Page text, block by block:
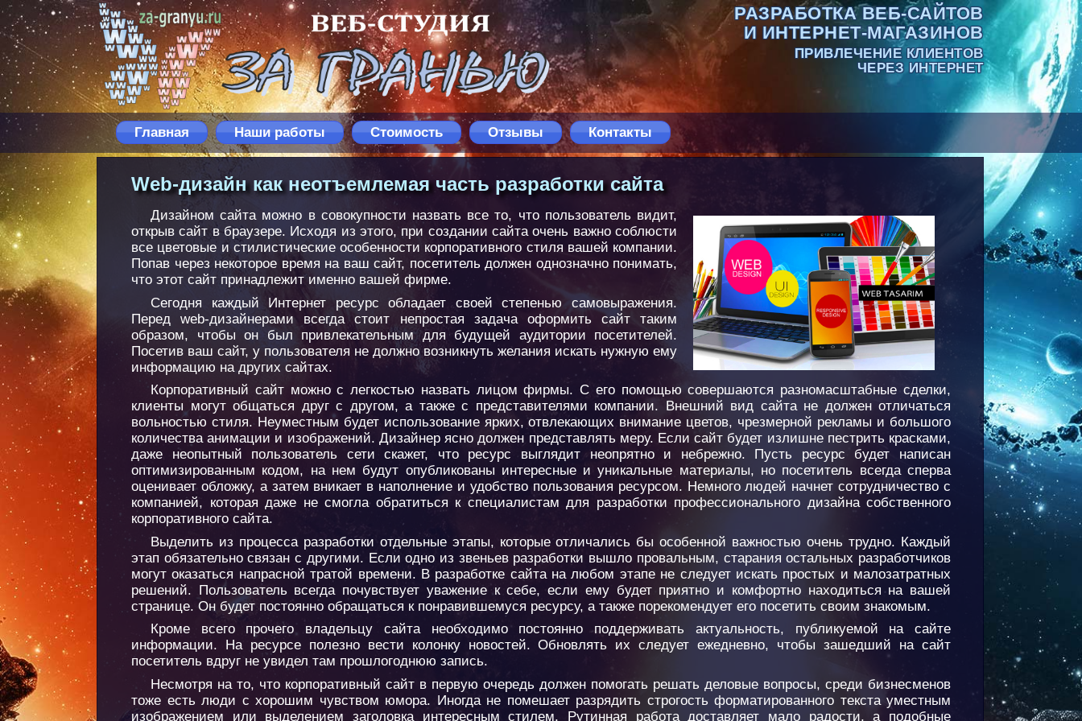
РАЗРАБОТКА ВЕБ-САЙТОВ
И ИНТЕРНЕТ-МАГАЗИНОВ
ПРИВЛЕЧЕНИЕ КЛИЕНТОВ
ЧЕРЕЗ ИНТЕРНЕТ
Главная Наши работы Стоимость Отзывы Контакты
Web-дизайн как неотъемлемая часть разработки сайта
Дизайном сайта можно в совокупности назвать все то, что пользователь видит,
открыв сайт в браузере. Исходя из этого, при создании сайта очень важно соблюсти
все цветовые и стилистические особенности корпоративного стиля вашей компании.
Попав через некоторое время на ваш сайт, посетитель должен однозначно понимать,
что этот сайт принадлежит именно вашей фирме.
Сегодня каждый Интернет ресурс обладает своей степенью самовыражения.
Перед web-дизайнерами всегда стоит непростая задача оформить сайт таким
образом, чтобы он был привлекательным для будущей аудитории посетителей.
Посетив ваш сайт, у пользователя не должно возникнуть желания искать нужную ему
информацию на других сайтах.
Корпоративный сайт можно с легкостью назвать лицом фирмы. С его помощью совершаются разномасштабные сделки,
клиенты могут общаться друг с другом, а также с представителями компании. Внешний вид сайта не должен отличаться
вольностью стиля. Неуместным будет использование ярких, отвлекающих внимание цветов, чрезмерной рекламы и большого
количества анимации и изображений. Дизайнер ясно должен представлять меру. Если сайт будет излишне пестрить красками,
даже неопытный пользователь сети скажет, что ресурс выглядит неопрятно и небрежно. Пусть ресурс будет написан
оптимизированным кодом, на нем будут опубликованы интересные и уникальные материалы, но посетитель всегда сперва
оценивает обложку, а затем вникает в наполнение и удобство пользования ресурсом. Немного людей начнет сотрудничество с
компанией, которая даже не смогла обратиться к специалистам для разработки профессионального дизайна собственного
корпоративного сайта.
Выделить из процесса разработки отдельные этапы, которые отличались бы особенной важностью очень трудно. Каждый
этап обязательно связан с другими. Если одно из звеньев разработки вышло провальным, старания остальных разработчиков
могут оказаться напрасной тратой времени. В разработке сайта на любом этапе не следует искать простых и малозатратных
решений. Пользователь всегда почувствует уважение к себе, если ему будет приятно и комфортно находиться на вашей
странице. Он будет постоянно обращаться к понравившемуся ресурсу, а также порекомендует его посетить своим знакомым.
Кроме всего прочего владельцу сайта необходимо постоянно поддерживать актуальность, публикуемой на сайте
информации. На ресурсе полезно вести колонку новостей. Обновлять их следует ежедневно, чтобы зашедший на сайт
посетитель вдруг не увидел там прошлогоднюю запись.
Несмотря на то, что корпоративный сайт в первую очередь должен помогать решать деловые вопросы, среди бизнесменов
тоже есть люди с хорошим чувством юмора. Иногда не помешает разрядить строгость форматированного текста уместным
изображением или выделением заголовка интересным стилем. Рутинная работа доставляет мало радости, а подобные